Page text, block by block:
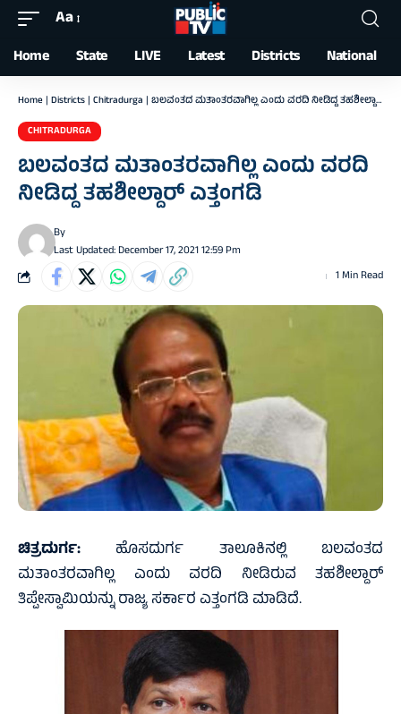
Font
Resizer
Aa
Home State LIVE Latest Districts National
Home | Districts | Chitradurga | ಬಲವಂತದ ಮತಾಂತರವಾಗಿಲ್ಲ ಎಂದು ವರದಿ ನೀಡಿದ್ದ ತಹಶೀಲ್ದಾರ್ ಎತ್ತಂಗಡಿ
CHITRADURGA
ಬಲವಂತದ ಮತಾಂತರವಾಗಿಲ್ಲ ಎಂದು ವರದಿ
ನೀಡಿದ್ದ ತಹಶೀಲ್ದಾರ್ ಎತ್ತಂಗಡಿ
Last Updated: December 17, 2021 12:59 Pm
By
1 Min Read
ಚಿತ್ರದುರ್ಗ: ಹೊಸದುರ್ಗ ತಾಲೂಕಿನಲ್ಲಿ ಬಲವಂತದ
ಮತಾಂತರವಾಗಿಲ್ಲ ಎಂದು ವರದಿ ನೀಡಿರುವ ತಹಶೀಲ್ದಾರ್
ತಿಪ್ಪೇಸ್ವಾಮಿಯನ್ನು ರಾಜ್ಯ ಸರ್ಕಾರ ಎತ್ತಂಗಡಿ ಮಾಡಿದೆ.